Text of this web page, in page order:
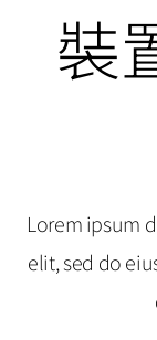
裝
Lorem ipsum
elit, sed do